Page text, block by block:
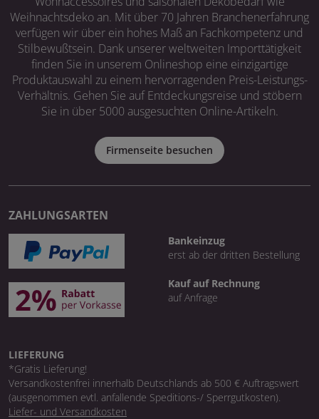
Weihnachtsdeko an. Mit über 70 Jahren Branchenerfahrung
verfügen wir über ein hohes Maß an Fachkompetenz und
Stilbewußtsein. Dank unserer weltweiten Importtätigkeit
finden Sie in unserem Onlineshop eine einzigartige
Produktauswahl zu einem hervorragenden Preis-Leistungs-
Verhältnis. Gehen Sie auf Entdeckungsreise und stöbern
Sie in über 5000 ausgesuchten Online-Artikeln.
Firmenseite besuchen
ZAHLUNGSARTEN
Bankeinzug
erst ab der dritten Bestellung
Kauf auf Rechnung
auf Anfrage
LIEFERUNG
*Gratis Lieferung!
Versandkostenfrei innerhalb Deutschlands ab 500 € Auftragswert
(ausgenommen evtl. anfallende Speditions-/ Sperrgutkosten).
Liefer- und Versandkosten